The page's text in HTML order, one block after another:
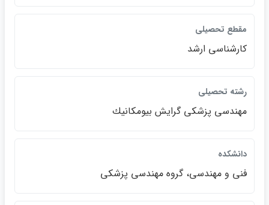
مقطع تحصيلي
كارشناسي ارشد
رشته تحصيلي
مهندسي پزشكي گرايش بيومكانيك
دانشكده
فني و مهندسي، گروه مهندسي پزشكي